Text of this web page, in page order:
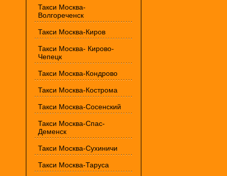
Такси Москва-
Волгореченск
Такси Москва-Киров
Такси Москва- Кирово-
Чепецк
Такси Москва-Кондрово
Такси Москва-Кострома
Такси Москва-Сосенский
Такси Москва-Спас-
Деменск
Такси Москва-Сухиничи
Такси Москва-Таруса